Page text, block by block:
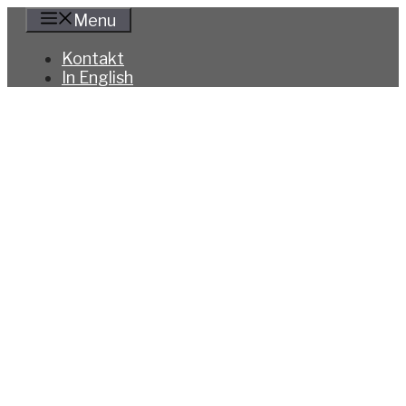
Hoppa
innehåll
Menu
Kontakt
In English